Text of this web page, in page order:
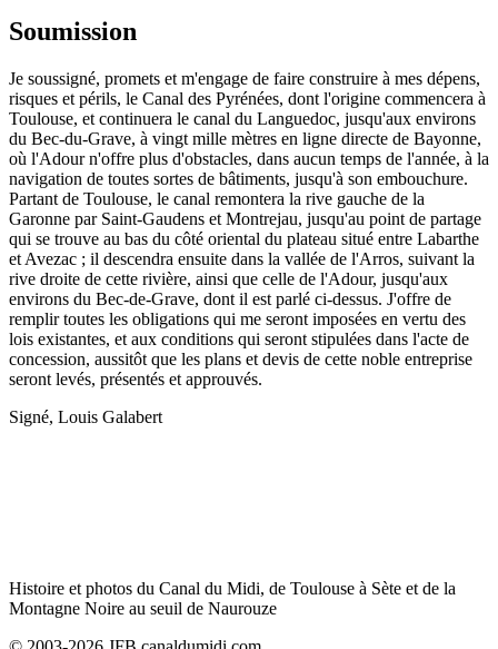
Soumission
Je soussigné, promets et m'engage de faire construire à mes dépens,
risques et périls, le Canal des Pyrénées, dont l'origine commencera à
Toulouse, et continuera le canal du Languedoc, jusqu'aux environs
du Bec-du-Grave, à vingt mille mètres en ligne directe de Bayonne,
où l'Adour n'offre plus d'obstacles, dans aucun temps de l'année, à la
navigation de toutes sortes de bâtiments, jusqu'à son embouchure.
Partant de Toulouse, le canal remontera la rive gauche de la
Garonne par Saint-Gaudens et Montrejau, jusqu'au point de partage
qui se trouve au bas du côté oriental du plateau situé entre Labarthe
et Avezac ; il descendra ensuite dans la vallée de l'Arros, suivant la
rive droite de cette rivière, ainsi que celle de l'Adour, jusqu'aux
environs du Bec-de-Grave, dont il est parlé ci-dessus. J'offre de
remplir toutes les obligations qui me seront imposées en vertu des
lois existantes, et aux conditions qui seront stipulées dans l'acte de
concession, aussitôt que les plans et devis de cette noble entreprise
seront levés, présentés et approuvés.
Signé, Louis Galabert
Histoire et photos du Canal du Midi, de Toulouse à Sète et de la
Montagne Noire au seuil de Naurouze